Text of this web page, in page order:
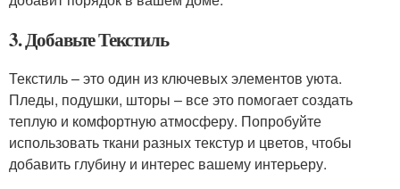
3. Добавьте Текстиль
Текстиль – это один из ключевых элементов уюта.
Пледы, подушки, шторы – все это помогает создать
теплую и комфортную атмосферу. Попробуйте
использовать ткани разных текстур и цветов, чтобы
добавить глубину и интерес вашему интерьеру.